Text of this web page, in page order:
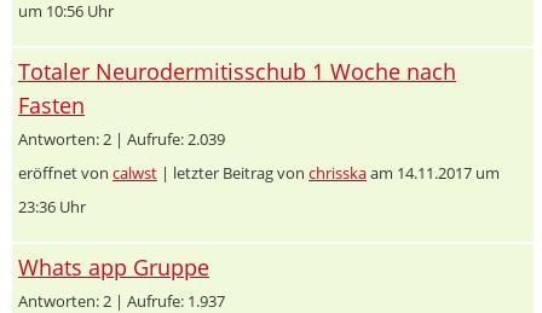
um 10:56 Uhr
Totaler Neurodermitisschub 1 Woche nach
Fasten
Antworten: 2 | Aufrufe: 2.039
eröffnet von calwst | letzter Beitrag von chrisskaam 14.11.2017 um
23:36 Uhr
Whats app Gruppe
Antworten: 2 | Aufrufe: 1.937